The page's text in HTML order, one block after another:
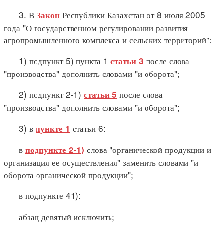
3. В Закон Республики Казахстан от 8 июля 2005
года "О государственном регулировании развития
агропромышленного комплекса и сельских территорий":
1) подпункт 5) пункта 1 статьи 3 после слова
"производства" дополнить словами "и оборота";
2) подпункт 2-1) статьи 5 после слова
"производства" дополнить словами "и оборота";
3) в пункте 1 статьи 6:
в подпункте 2-1) слова "органической продукции и
организация ее осуществления" заменить словами "и
оборота органической продукции";
в подпункте 41):
абзац девятый исключить;